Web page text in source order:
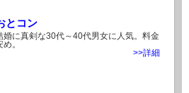
とコン
婚に真剣な30代～40代男女に人気。料金
め。
>>詳細